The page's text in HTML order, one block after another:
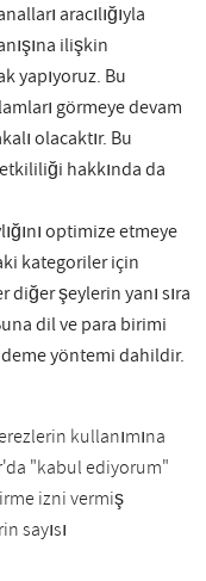
aracılığıyla
ilişkin
yapıyoruz. Bu
görmeye devam
olacaktır. Bu
hakkında da
optimize etmeye
kategoriler için
diğer şeylerin yanı sıra
dil ve para birimi
yöntemi dahildir.
kullanımına
"kabul ediyorum"
izni vermiş
sayısı